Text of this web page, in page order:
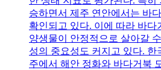
승하면서 제주 연안에서는 바
확인되고 있다. 이에 따라 바다
양생물이 안정적으로 살아갈
성의 중요성도 커지고 있다. 한
주에서 해안 정화와 바다거북